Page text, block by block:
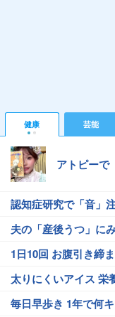
健康 芸能
アトピーで
認知症研究で「音」
夫の「産後うつ」に
1日10回 お腹引き締
太りにくいアイス 栄
毎日早歩き 1年で何